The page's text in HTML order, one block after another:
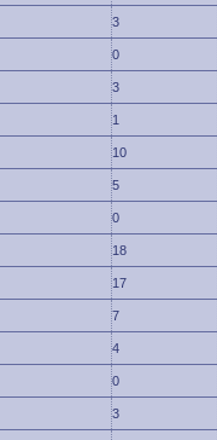
3
0
3
1
10
5
0
18
17
7
4
0
3